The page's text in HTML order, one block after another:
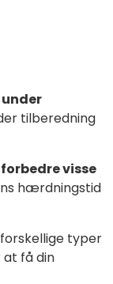
tilberedning
forbedre visse
hærdningstid
typer
at få din